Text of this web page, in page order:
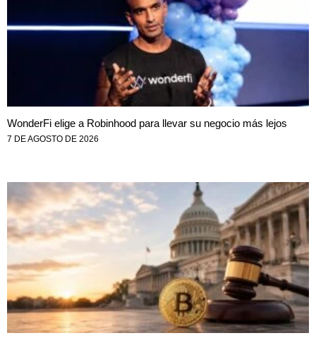
WonderFi elige a Robinhood para llevar su negocio más lejos
7 DE AGOSTO DE 2026